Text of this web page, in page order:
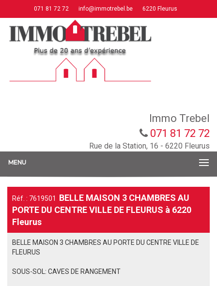
071 81 72 72 info@immotrebel.be 6220 Fleurus
Immo Trebel
071 81 72 72
Rue de la Station, 16 - 6220 Fleurus
MENU
Réf. : 7619501 BELLE MAISON 3 CHAMBRES AU
PORTE DU CENTRE VILLE DE FLEURUS à 6220
Fleurus
BELLE MAISON 3 CHAMBRES AU PORTE DU CENTRE VILLE DE
FLEURUS
SOUS-SOL: CAVES DE RANGEMENT